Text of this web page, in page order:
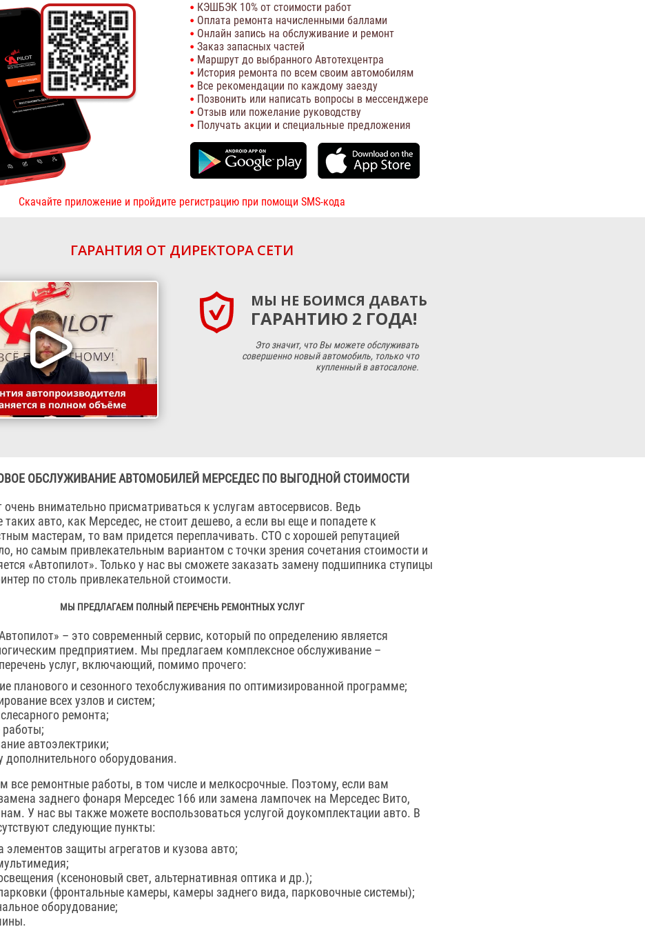
КЭШБЭК 10% от стоимости работ
Оплата ремонта начисленными баллами
Онлайн запись на обслуживание и ремонт
Заказ запасных частей
Маршрут до выбранного Автотехцентра
История ремонта по всем своим автомобилям
Все рекомендации по каждому заезду
Позвонить или написать вопросы в мессенджере
Отзыв или пожелание руководству
Получать акции и специальные предложения
Скачайте приложение и пройдите регистрацию при помощи SMS-кода
ГАРАНТИЯ ОТ ДИРЕКТОРА СЕТИ
МЫ НЕ БОИМСЯ ДАВАТЬ
ГАРАНТИЮ 2 ГОДА!
Это значит, что Вы можете обслуживать
совершенно новый автомобиль, только что
купленный в автосалоне.
ОБСЛУЖИВАНИЕ АВТОМОБИЛЕЙ МЕРСЕДЕС ПО ВЫГОДНОЙ СТОИМОСТИ
очень внимательно присматриваться к услугам автосервисов. Ведь
таких авто, как Мерседес, не стоит дешево, а если вы еще и попадете к
мастерам, то вам придется переплачивать. СТО с хорошей репутацией
но самым привлекательным вариантом с точки зрения сочетания стоимости и
«Автопилот». Только у нас вы сможете заказать замену подшипника ступицы
по столь привлекательной стоимости.
МЫ ПРЕДЛАГАЕМ ПОЛНЫЙ ПЕРЕЧЕНЬ РЕМОНТНЫХ УСЛУГ
– это современный сервис, который по определению является
предприятием. Мы предлагаем комплексное обслуживание –
услуг, включающий, помимо прочего:
планового и сезонного техобслуживания по оптимизированной программе;
всех узлов и систем;
ремонта;
работы;
автоэлектрики;
дополнительного оборудования.
все ремонтные работы, в том числе и мелкосрочные. Поэтому, если вам
заднего фонаря Мерседес 166 или замена лампочек на Мерседес Вито,
У нас вы также можете воспользоваться услугой доукомплектации авто. В
следующие пункты:
элементов защиты агрегатов и кузова авто;
(ксеноновый свет, альтернативная оптика и др.);
(фронтальные камеры, камеры заднего вида, парковочные системы);
оборудование;